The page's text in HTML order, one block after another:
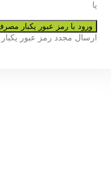
یا
ورود با رمز عبور یکبار
ارسال مجدد رمز عبور